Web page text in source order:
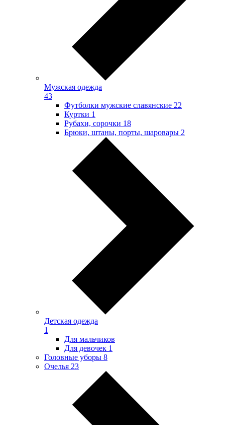
Мужская одежда
43
Футболки мужские славянские 22
Куртки 1
Рубахи, сорочки 18
Брюки, штаны, порты, шаровары 2
Детская одежда
1
Для мальчиков
Для девочек 1
Головные уборы 8
Очелья 23